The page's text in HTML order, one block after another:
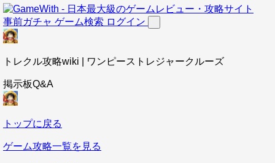
事前ガチャ ゲーム検索 ログイン
トレクル攻略wiki | ワンピーストレジャークルーズ
掲示板Q&A
トップに戻る
ゲーム攻略一覧を見る